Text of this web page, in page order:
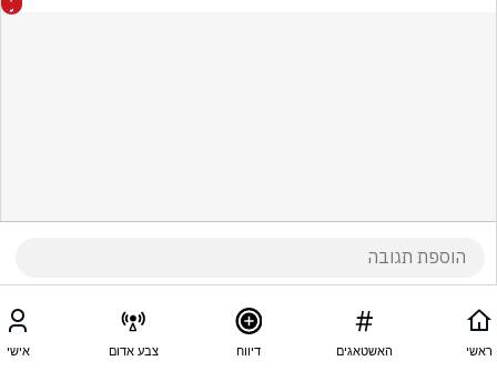
ראשי האשטאגים דיווח צבע אדום אישי